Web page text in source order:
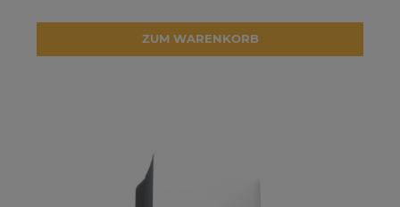
ZUM WARENKORB